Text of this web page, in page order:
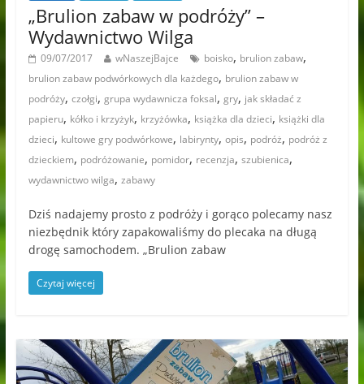
„Brulion zabaw w podróży” –
Wydawnictwo Wilga
09/07/2017 wNaszejBajce boisko, brulion zabaw,
brulion zabaw podwórkowych dla każdego, brulion zabaw w
podróży, czołgi, grupa wydawnicza foksal, gry, jak składać z
papieru, kółko i krzyżyk, krzyżówka, książka dla dzieci, książki dla
dzieci, kultowe gry podwórkowe, labirynty, opis, podróż, podróż z
dzieckiem, podróżowanie, pomidor, recenzja, szubienica,
wydawnictwo wilga, zabawy
Dziś nadajemy prosto z podróży i gorąco polecamy nasz
niezbędnik który zapakowaliśmy do plecaka na długą
drogę samochodem. „Brulion zabaw
Czytaj więcej